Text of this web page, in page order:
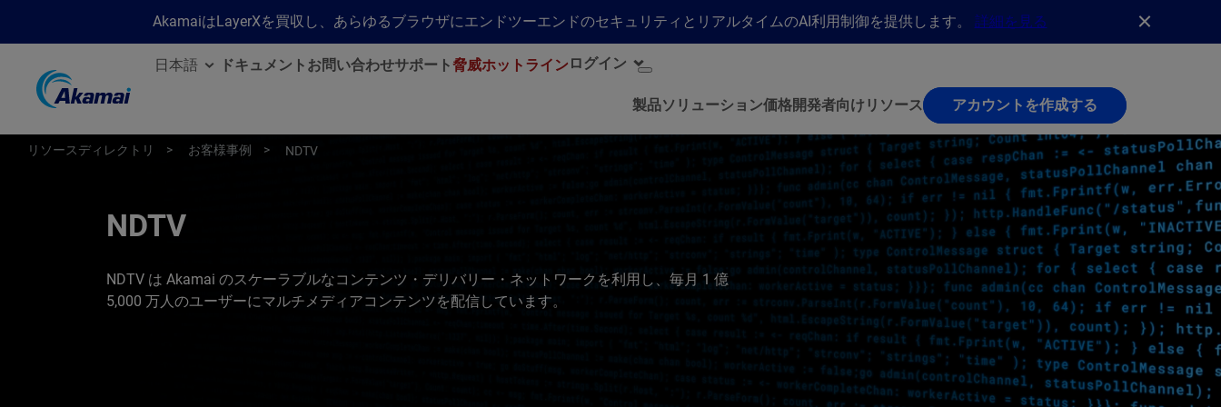
AkamaiはLayerXを買収し、あらゆるブラウザにエンドツーエンドのセキュリティとリアルタイムのAI利用制御を提供します。 詳細を見る
日本語 ドキュメント お問い合わせサポート脅威ホットライン ログイン
製品ソリューション価格開発者向け リソース アカウントを作成する
リソースディレクトリ お客様事例 NDTV
NDTV
NDTV は Akamai のスケーラブルなコンテンツ・デリバリー・ネットワークを利用し、毎月 1 億
5,000 万人のユーザーにマルチメディアコンテンツを配信しています。